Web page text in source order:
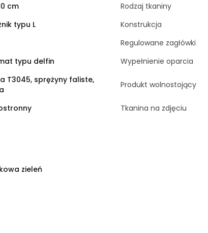
cm Rodzaj tkaniny
typu L Konstrukcja
Regulowane zagłówki
typu delfin Wypełnienie oparcia
T3045, sprężyny faliste,
Produkt wolnostojący
Tkanina na zdjęciu
zieleń